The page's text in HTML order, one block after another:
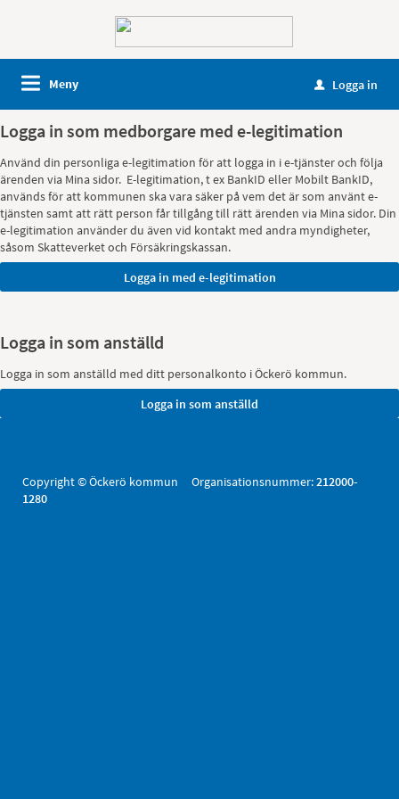
Meny u Logga in
Logga in som medborgare med e-legitimation
Använd din personliga e-legitimation för att logga in i e-tjänster och följa
ärenden via Mina sidor. E-legitimation, t ex BankID eller Mobilt BankID,
används för att kommunen ska vara säker på vem det är som använt e-
tjänsten samt att rätt person får tillgång till rätt ärenden via Mina sidor. Din
e-legitimation använder du även vid kontakt med andra myndigheter,
såsom Skatteverket och Försäkringskassan.
Logga in som anställd
Logga in som anställd med ditt personalkonto i Öckerö kommun.
Copyright © Öckerö kommun Organisationsnummer:212000-
1280